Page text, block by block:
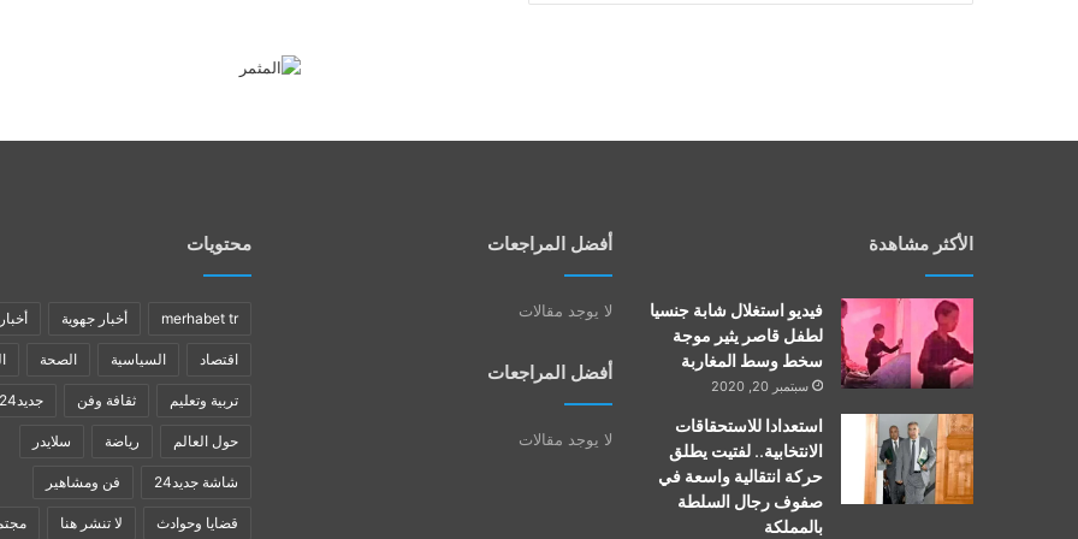
الأكثر مشاهدة
فيديو استغلال شابة جنسيا
لطفل قاصر يثير موجة
سخط وسط المغاربة
سبتمبر 20, 2020
استعدادا للاستحقاقات
الانتخابية.. لفتيت يطلق
حركة انتقالية واسعة في
صفوف رجال السلطة
بالمملكة
أفضل المراجعات
لا يوجد مقالات
أفضل المراجعات
لا يوجد مقالات
محتويات
merhabet tr أخبار جهوية
اقتصاد السياسية الصحة
تربية وتعليم ثقافة وفن جديد24
حول العالم رياضة سلايدر
شاشة جديد24 فن ومشاهير
قضايا وحوادث لا تنشر هنا